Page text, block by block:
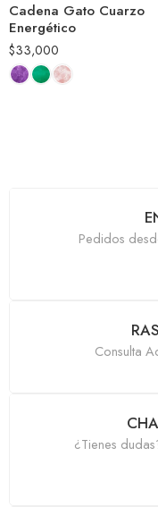
Cadena Gato Cuarzo
Energético
$33,000
Pedidos
Consulta
¿Tienes